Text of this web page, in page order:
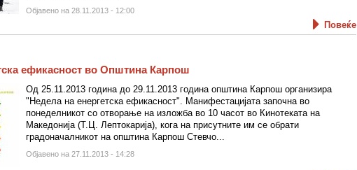
Објавено на 28.11.2013 - 12:00
Повеќе
ефикасност во Општина Карпош
Од 25.11.2013 година до 29.11.2013 година општина Карпош организира
"Недела на енергетска ефикасност". Манифестацијата започна во
понеделникот со отворање на изложба во 10 часот во Кинотеката на
Македонија (Т.Ц. Лептокарија), кога на присутните им се обрати
градоначалникот на општина Карпош Стевчо...
Објавено на 27.11.2013 - 14:28